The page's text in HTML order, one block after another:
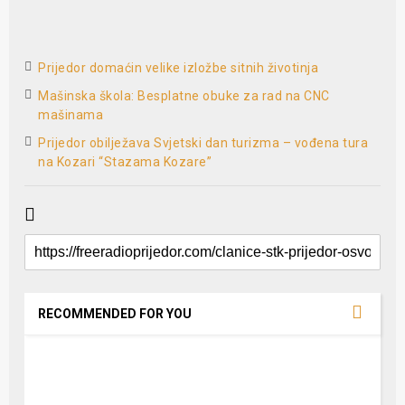
Prijedor domaćin velike izložbe sitnih životinja
Mašinska škola: Besplatne obuke za rad na CNC
mašinama
Prijedor obilježava Svjetski dan turizma – vođena tura
na Kozari “Stazama Kozare”
RECOMMENDED FOR YOU